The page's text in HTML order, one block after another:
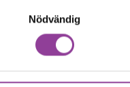
Nödvändig
4 999,00 kr